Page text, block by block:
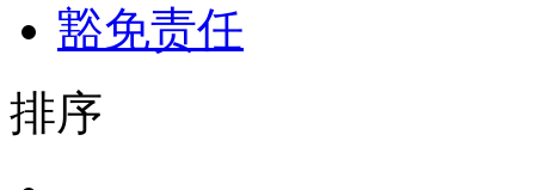
豁免责任
排序